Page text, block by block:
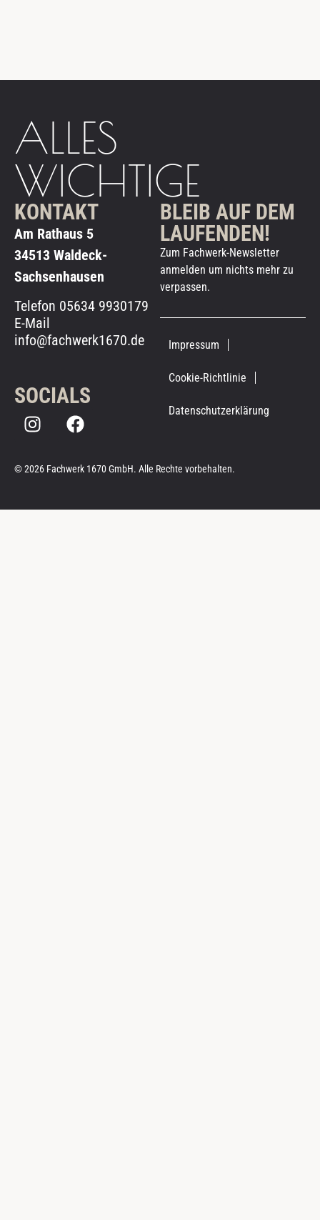
ALLES
WICHTIGE
KONTAKT
Am Rathaus 5
34513 Waldeck-
Sachsenhausen
Telefon 05634 9930179
E-Mail
info@fachwerk1670.de
SOCIALS
BLEIB AUF DEM
LAUFENDEN!
Zum Fachwerk-Newsletter
anmelden um nichts mehr zu
verpassen.
Impressum
Cookie-Richtlinie
Datenschutzerklärung
© 2026 Fachwerk 1670 GmbH. Alle Rechte vorbehalten.